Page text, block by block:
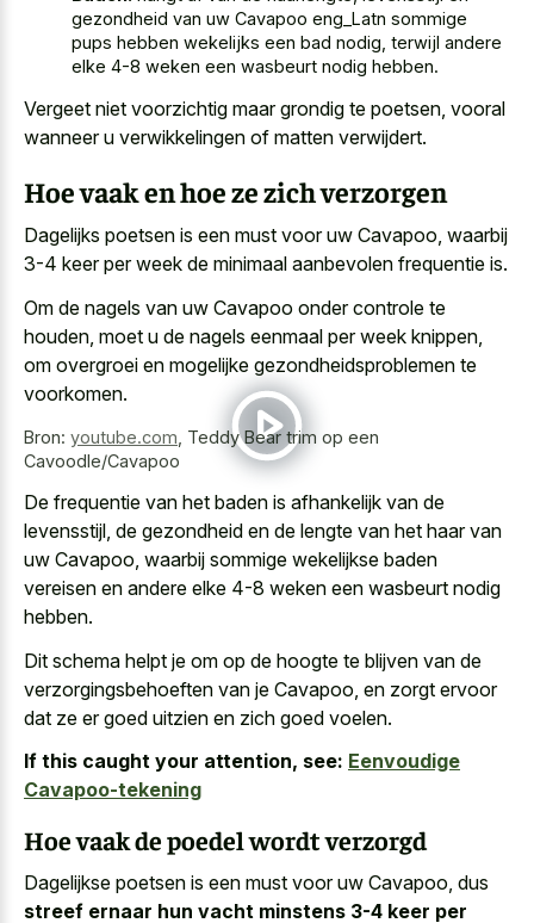
gezondheid van uw Cavapoo eng_Latn sommige
pups hebben wekelijks een bad nodig, terwijl andere
elke 4-8 weken een wasbeurt nodig hebben.
Vergeet niet voorzichtig maar grondig te poetsen, vooral
wanneer u verwikkelingen of matten verwijdert.
Hoe vaak en hoe ze zich verzorgen
Dagelijks poetsen is een must voor uw Cavapoo, waarbij
3-4 keer per week de minimaal aanbevolen frequentie is.
Om de nagels van uw Cavapoo onder controle te
houden, moet u de nagels eenmaal per week knippen,
om overgroei en mogelijke gezondheidsproblemen te
voorkomen.
Bron: youtube.com Teddy Bear trim op een
Cavoodle/Cavapoo
De frequentie van het baden is afhankelijk van de
levensstijl, de gezondheid en de lengte van het haar van
uw Cavapoo, waarbij sommige wekelijkse baden
vereisen en andere elke 4-8 weken een wasbeurt nodig
hebben.
Dit schema helpt je om op de hoogte te blijven van de
verzorgingsbehoeften van je Cavapoo, en zorgt ervoor
dat ze ergoed uitzien en zich goed voelen.
If this caught your attention, see: Eenvoudige
Cavapoo-tekening
Hoe vaak de poedel wordt verzorgd
Dagelijkse poetsen is een must voor uw Cavapoo, dus
streef ernaar hun vacht minstens 3-4 keer per